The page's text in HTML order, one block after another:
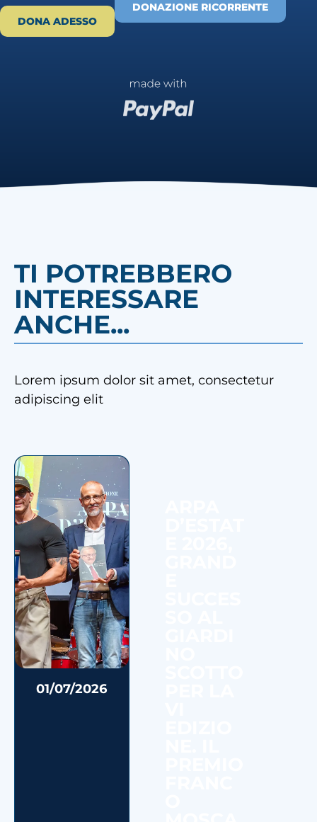
DONA ADESSO
DONAZIONE RICORRENTE
TI POTREBBERO
INTERESSARE
ANCHE...
Lorem ipsum dolor sit amet, consectetur
adipiscing elit
01/07/2026